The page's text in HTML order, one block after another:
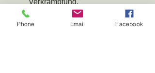
Verkrampfung.
Das Kind spricht mit vier Jahren
noch nicht alles richtig aus, hat
aber auch erst relativ spät zu
Phone Email Facebook